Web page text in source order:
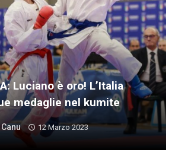
Luciano è oro! L’Italia
medaglie nel kumite
12 Marzo 2023